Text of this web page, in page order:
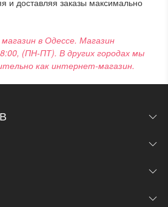
и доставляя заказы максимально
в Одессе. Магазин
(ПН-ПТ). В других городах мы
как интернет-магазин.